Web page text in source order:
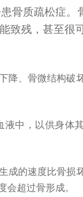
骨质疏松症。
残，甚至很可
降、骨微结构破
中，以供身体
成的速度比骨损
超过骨形成。